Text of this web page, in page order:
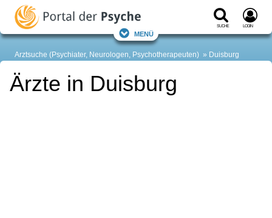
Suche Login
Menü
Arztsuche (Psychiater, Neurologen, Psychotherapeuten) Duisburg
Ärzte in Duisburg